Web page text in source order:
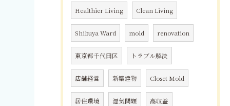
Healthier Living Clean Living
Shibuya Ward mold renovation
東京都千代田区 トラブル解決
店舗経営 新築建物 Closet Mold
居住環境 湿気問題 高収益